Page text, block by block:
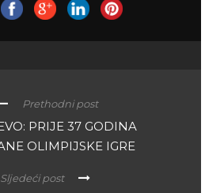
Prethodni post
PRIJE 37 GODINA
OLIMPIJSKE IGRE
Sljedeći post